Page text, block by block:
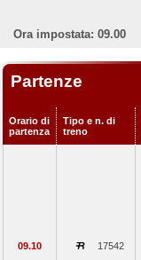
Ora impostata: 09.00
Partenze
Orario di
partenza
Tipo e n. di
treno
09.10 17542